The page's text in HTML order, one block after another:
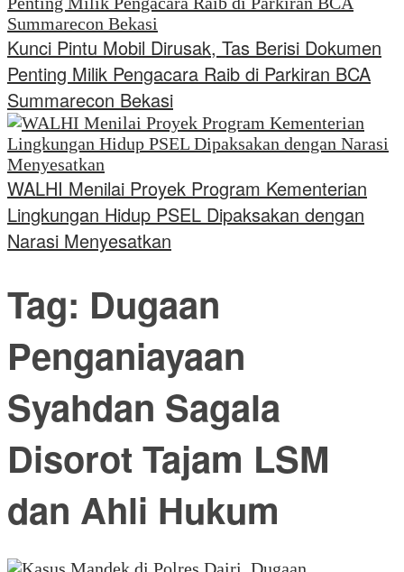
Kunci Pintu Mobil Dirusak, Tas Berisi Dokumen
Penting Milik Pengacara Raib di Parkiran BCA
Summarecon Bekasi
WALHI Menilai Proyek Program Kementerian
Lingkungan Hidup PSEL Dipaksakan dengan
Narasi Menyesatkan
Tag: Dugaan
Penganiayaan
Syahdan Sagala
Disorot Tajam LSM
dan Ahli Hukum